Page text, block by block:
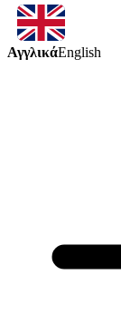
ΑγγλικάEnglish